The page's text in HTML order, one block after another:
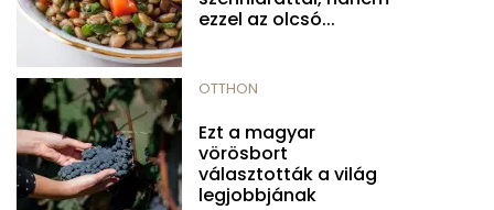
ezzel az olcsó...
OTTHON
Ezt a magyar
vörösbort
választották a világ
legjobbjának